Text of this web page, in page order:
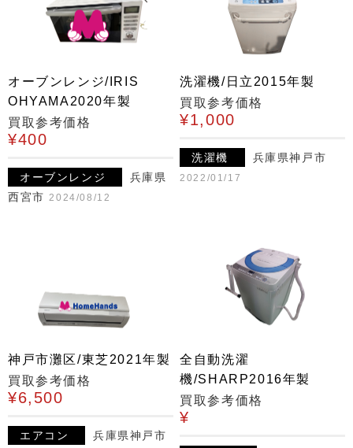
オーブンレンジ/IRIS
OHYAMA2020年製
買取参考価格
¥400
オーブンレンジ
兵庫県
西宮市 2024/08/12
洗濯機/日立2015年製
買取参考価格
¥1,000
洗濯機 兵庫県神戸市
2022/01/17
神戸市灘区/東芝2021年製
買取参考価格
¥6,500
エアコン 兵庫県神戸市
全自動洗濯
機/SHARP2016年製
買取参考価格
¥